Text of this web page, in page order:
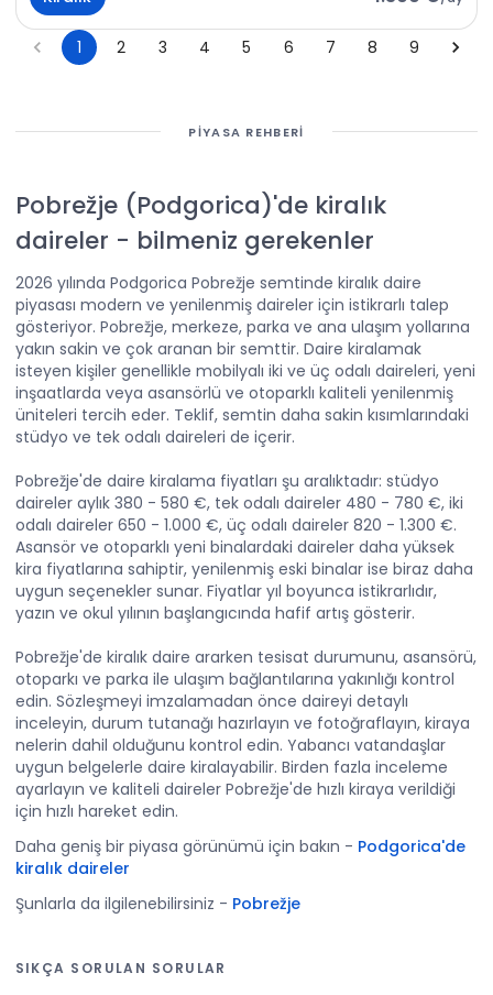
1 2 3 4 5 6 7 8 9
PIYASA REHBERI
Pobrežje (Podgorica)'de kiralık
daireler - bilmeniz gerekenler
2026 yılında Podgorica Pobrežje semtinde kiralık daire
piyasası modern ve yenilenmiş daireler için istikrarlı talep
gösteriyor. Pobrežje, merkeze, parka ve ana ulaşım yollarına
yakın sakin ve çok aranan bir semttir. Daire kiralamak
isteyen kişiler genellikle mobilyalı iki ve üç odalı daireleri, yeni
inşaatlarda veya asansörlü ve otoparklı kaliteli yenilenmiş
üniteleri tercih eder. Teklif, semtin daha sakin kısımlarındaki
stüdyo ve tek odalı daireleri de içerir.
Pobrežje'de daire kiralama fiyatları şu aralıktadır: stüdyo
daireler aylık 380 - 580 €, tek odalı daireler 480 - 780 €, iki
odalı daireler 650 - 1.000 €, üç odalı daireler 820 - 1.300 €.
Asansör ve otoparklı yeni binalardaki daireler daha yüksek
kira fiyatlarına sahiptir, yenilenmiş eski binalar ise biraz daha
uygun seçenekler sunar. Fiyatlar yıl boyunca istikrarlıdır,
yazın ve okul yılının başlangıcında hafif artış gösterir.
Pobrežje'de kiralık daire ararken tesisat durumunu, asansörü,
otoparkı ve parka ile ulaşım bağlantılarına yakınlığı kontrol
edin. Sözleşmeyi imzalamadan önce daireyi detaylı
inceleyin, durum tutanağı hazırlayın ve fotoğraflayın, kiraya
nelerin dahil olduğunu kontrol edin. Yabancı vatandaşlar
uygun belgelerle daire kiralayabilir. Birden fazla inceleme
ayarlayın ve kaliteli daireler Pobrežje'de hızlı kiraya verildiği
için hızlı hareket edin.
Daha geniş bir piyasa görünümü için bakın - Podgorica'de
kiralık daireler
Şunlarla da ilgilenebilirsiniz - Pobrežje
SIKÇA SORULAN SORULAR